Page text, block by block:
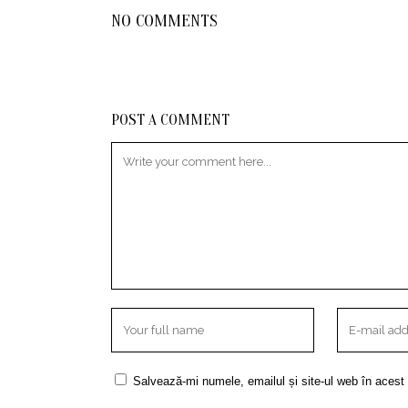
NO COMMENTS
POST A COMMENT
Salvează-mi numele, emailul și site-ul web în